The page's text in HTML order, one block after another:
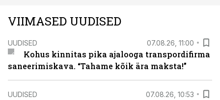
VIIMASED UUDISED
UUDISED 07.08.26, 11:00
Kohus kinnitas pika ajalooga transpordifirma
saneerimiskava. “Tahame kõik ära maksta!”
UUDISED 07.08.26, 10:53